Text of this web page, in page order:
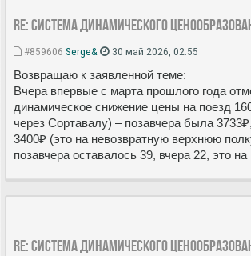
Re: Система динамического
#859606 Serge& 30 май 2026, 02:55
Возвращаю к заявленной теме:
Вчера впервые с марта прошлого года
динамическое снижение цены на поезд
через Сортавалу) – позавчера была
3400₽ (это на невозвратную верхнюю
позавчера оставалось 39, вчера 22, это
Re: Система динамического